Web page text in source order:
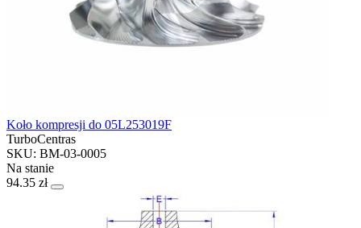
Koło kompresji do 05L253019F
TurboCentras
SKU: BM-03-0005
Na stanie
94.35 zł